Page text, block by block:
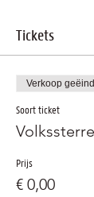
Tickets
Verkoop
Soort ticket
Prijs
€ 0,00